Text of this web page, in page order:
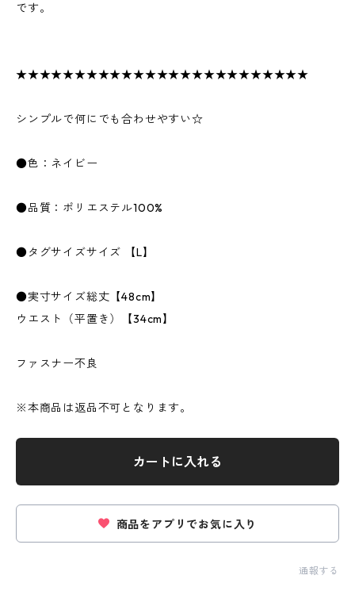
です。
★★★★★★★★★★★★★★★★★★★★★★★★★
シンプルで何にでも合わせやすい☆
●色：ネイビー
●品質：ポリエステル100%
●タグサイズサイズ 【L】
●実寸サイズ総丈【48cm】
ウエスト（平置き）【34cm】
ファスナー不良
※本商品は返品不可となります。
カートに入れる
商品をアプリでお気に入り
通報する